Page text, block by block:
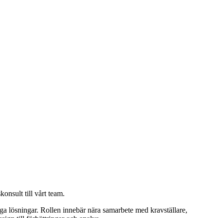
till vårt team.
lösningar. Rollen innebär nära samarbete med kravställare,